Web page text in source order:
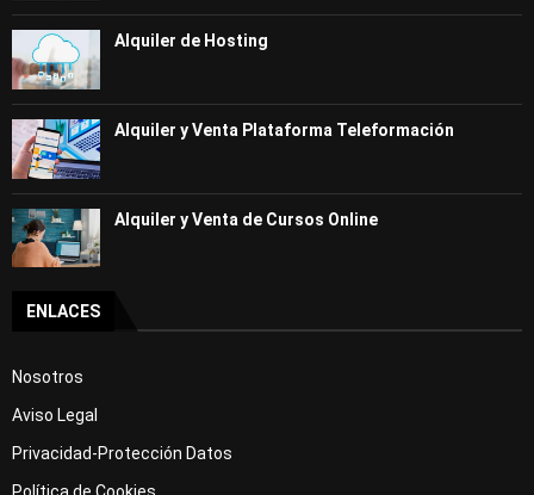
Alquiler de Hosting
Alquiler y Venta Plataforma Teleformación
Alquiler y Venta de Cursos Online
ENLACES
Nosotros
Aviso Legal
Privacidad-Protección Datos